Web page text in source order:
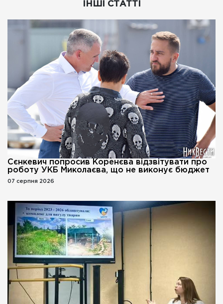
ІНШІ СТАТТІ
Сєнкевич попросив Коренєва відзвітувати про
роботу УКБ Миколаєва, що не виконує бюджет
07 серпня 2026